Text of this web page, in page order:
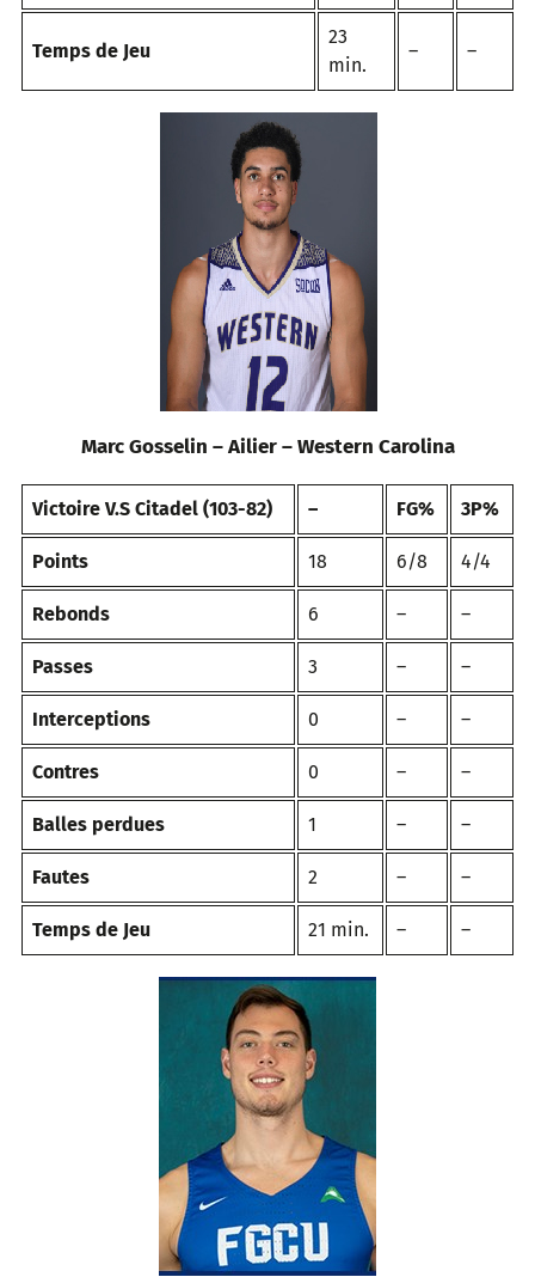
Temps de Jeu
23
min.
– –
Marc Gosselin – Ailier – Western Carolina
Victoire V.S Citadel (103-82) – FG% 3P%
Points 18 6/8 4/4
Rebonds 6 – –
Passes 3 – –
Interceptions 0 – –
Contres 0 – –
Balles perdues 1 – –
Fautes 2 – –
Temps de Jeu 21 min. – –